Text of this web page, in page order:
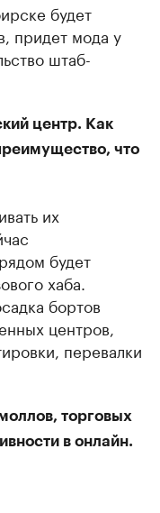
будет
придет мода у
штаб-
центр. Как
что
их
будет
хаба.
бортов
центров,
перевалки
торговых
в онлайн.